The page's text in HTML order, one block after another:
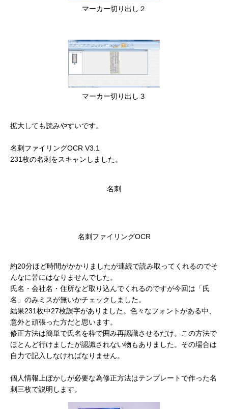
マーカー切り出し２
マーカー切り出し３
拡大しても読みやすいです。
名刺ファイリングOCR V3.1
231枚の名刺をスキャンしました。
名刺
名刺ファイリングOCR
約20分ほど時間がかかりましたが連続で読み取ってくれるのでそ
んなに苦にはなりませんでした。
氏名・会社名・住所など取り込んでくれるのですが今回は「氏
名」のみミスが無いかチェックしました。
結果231枚中27枚誤字がありました。色々なフォントがある中、
意外と頑張った方だと思います。
修正方法は簡単で氏名を枠で囲み再認識させるだけ。この方法で
ほとんど行けましたが認識されない物もありました。その場合は
自力で記入しなければなりません。
個人情報上ぼかしが必要な為修正方法はテンプレートで作った名
刺三枚で説明します。